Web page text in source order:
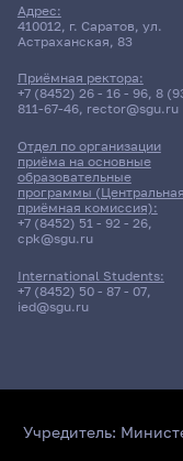
Адрес:
410012, г. Саратов, ул.
Астраханская, 83
Приёмная ректора:
+7 (8452) 26 - 16 - 96, 8
811-67-46, rector@sgu.ru
Отдел по организации
приёма на основные
образовательные
программы (Центральная
приёмная комиссия):
+7 (8452) 51 - 92 - 26,
cpk@sgu.ru
International Students:
+7 (8452) 50 - 87 - 07,
ied@sgu.ru
Учредитель: